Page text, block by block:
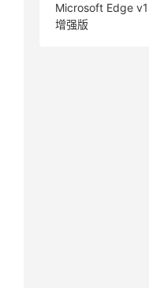
Microsoft Edge
增强版